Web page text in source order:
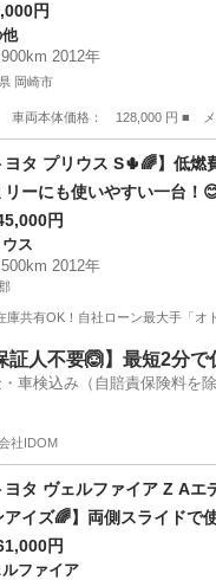
円
他
2012年
岡崎市
車両本体価格： 128,000 円 ■
の他ヨタ プリウス S🌵🌈】低燃
リーにも使いやすい一台！
円
ス
2012年
庫共有OK！自社ローン最大手「
ウス 車両
証人不要🙆】最短2分
車検込み（自賠責保険料を
社IDOM
ヨタ ヴェルファイア Z Aエ
アイズ🌈】両側スライドで
の上級ミニバン😎🔥
円
ルファイア